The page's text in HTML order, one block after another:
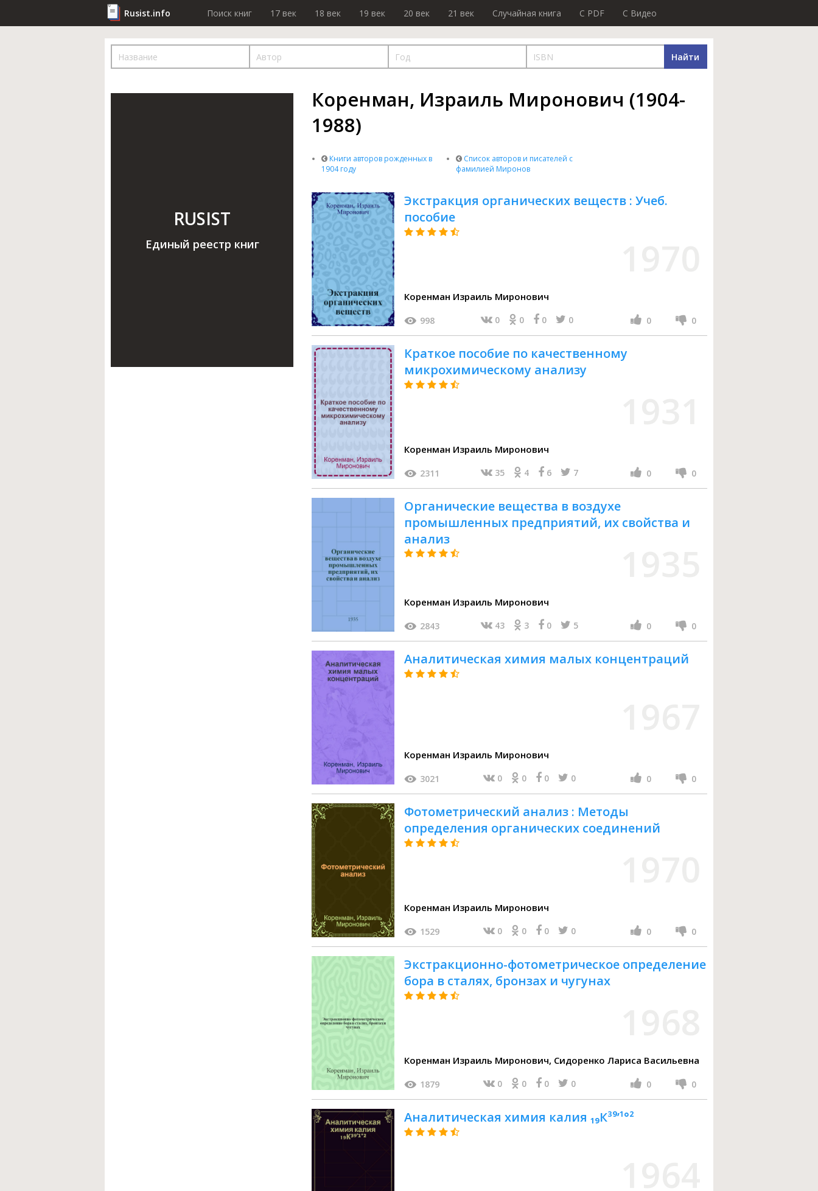
Rusist.info Поиск книг 17 век 18 век 19 век 20 век 21 век Случайная книга C PDF C Видео
Найти
RUSIST
Единый реестр книг
Коренман, Израиль Миронович (1904-
1988)
Книги авторов рожденных в
1904 году
Список авторов и писателей с
фамилией Миронов
Экстракция органических веществ : Учеб.
пособие
Коренман Израиль Миронович
998 0 0 0 0 0 0
Краткое пособие по качественному
микрохимическому анализу
Коренман Израиль Миронович
2311 35 4 6 7 0 0
Органические вещества в воздухе
промышленных предприятий, их свойства и
анализ
Коренман Израиль Миронович
2843 43 3 0 5 0 0
Аналитическая химия малых концентраций
Коренман Израиль Миронович
3021 0 0 0 0 0 0
Фотометрический анализ : Методы
определения органических соединений
Коренман Израиль Миронович
1529 0 0 0 0 0 0
Экстракционно-фотометрическое определение
бора в сталях, бронзах и чугунах
Коренман Израиль Миронович, Сидоренко Лариса Васильевна
1879 0 0 0 0 0 0
Аналитическая химия калия ₁₉К³⁹’¹°²